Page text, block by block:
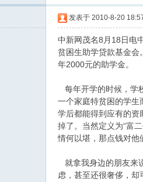
发表于 2010-8-20
中新网茂名8月18日电
贫困生助学贷款基金会
年2000元的助学金。
每年开学的时候，学
一个家庭特贫困的学生
学后都能得到应有的资
掉了。当然定义为“富
情何以堪，那点钱对他
就拿我身边的朋友来
虑，甚至还很奢侈，